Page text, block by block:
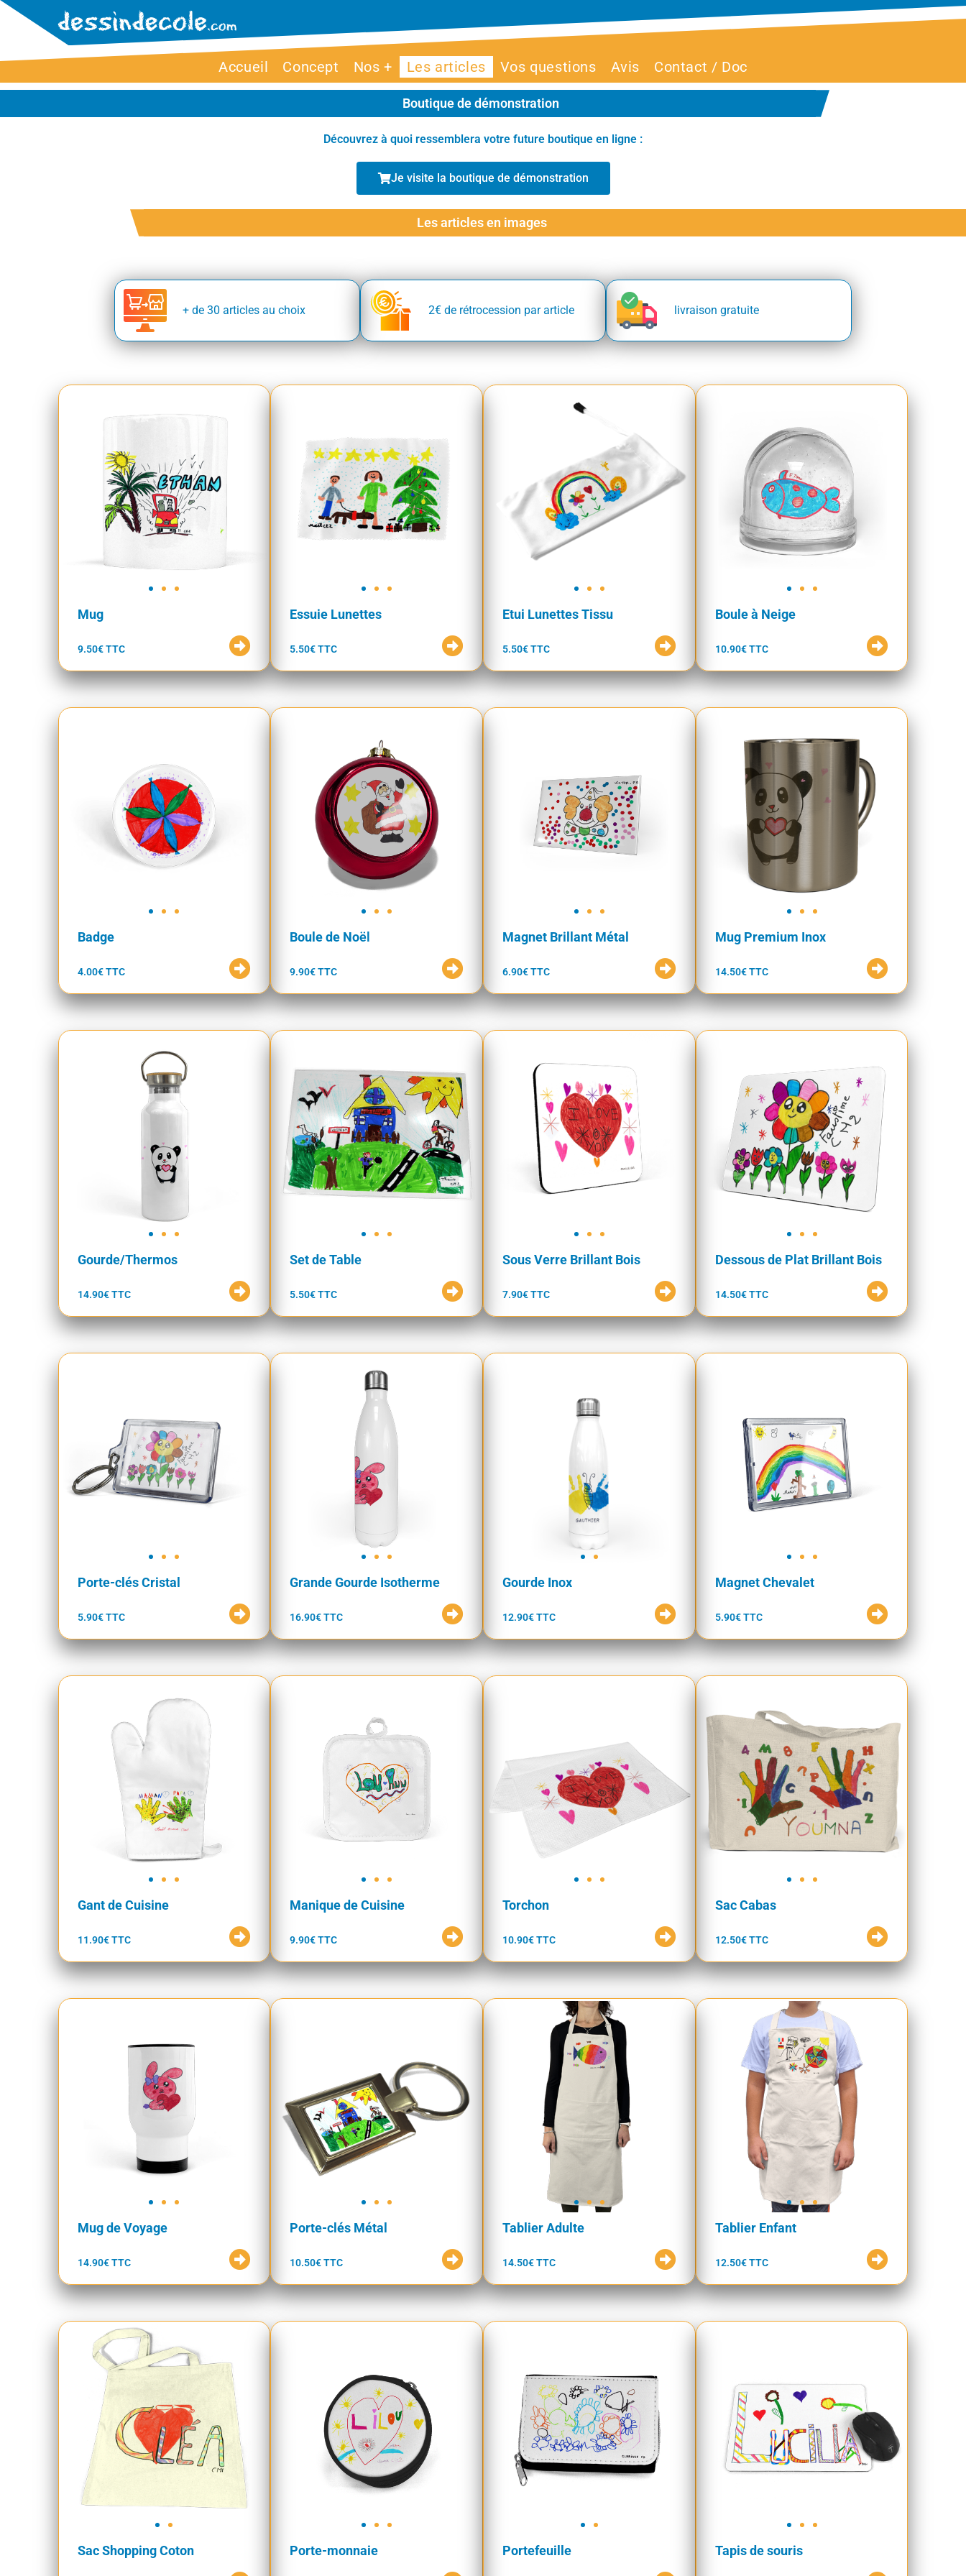
Accueil Concept Nos + Les articles Vos questions Avis Contact / Doc
Boutique de démonstration
Découvrez à quoi ressemblera votre future boutique en ligne :
Je visite la boutique de démonstration
Les articles en images
+ de 30 articles au choix 2€ de rétrocession par article livraison gratuite
Mug
9.50€ TTC
Essuie Lunettes
5.50€ TTC
Etui Lunettes Tissu
5.50€ TTC
Boule à Neige
10.90€ TTC
Badge
4.00€ TTC
Boule de Noël
9.90€ TTC
Magnet Brillant Métal
6.90€ TTC
Mug Premium Inox
14.50€ TTC
Gourde/Thermos
14.90€ TTC
Set de Table
5.50€ TTC
Sous Verre Brillant Bois
7.90€ TTC
Dessous de Plat Brillant Bois
14.50€ TTC
Porte-clés Cristal
5.90€ TTC
Grande Gourde Isotherme
16.90€ TTC
Gourde Inox
12.90€ TTC
Magnet Chevalet
5.90€ TTC
Gant de Cuisine
11.90€ TTC
Manique de Cuisine
9.90€ TTC
Torchon
10.90€ TTC
Sac Cabas
12.50€ TTC
Mug de Voyage
14.90€ TTC
Porte-clés Métal
10.50€ TTC
Tablier Adulte
14.50€ TTC
Tablier Enfant
12.50€ TTC
Sac Shopping Coton Porte-monnaie Portefeuille Tapis de souris